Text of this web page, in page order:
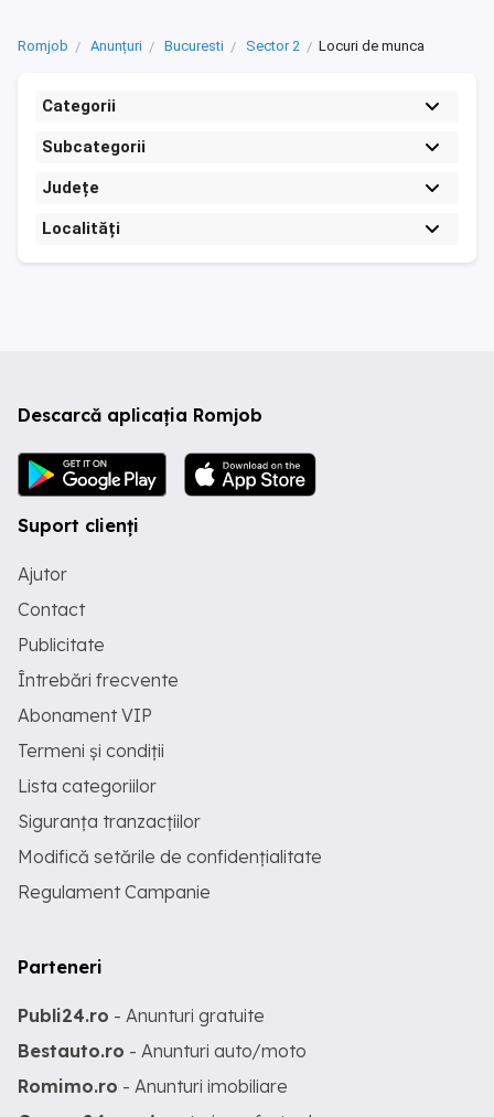
Romjob Anunțuri Bucuresti Sector 2 Locuri de munca
Categorii
Subcategorii
Județe
Localități
Descarcă aplicația Romjob
Suport clienți
Ajutor
Contact
Publicitate
Întrebări frecvente
Abonament VIP
Termeni și condiții
Lista categoriilor
Siguranța tranzacțiilor
Modifică setările de confidențialitate
Regulament Campanie
Parteneri
Publi24.ro - Anunturi gratuite
Bestauto.ro - Anunturi auto/moto
Romimo.ro - Anunturi imobiliare